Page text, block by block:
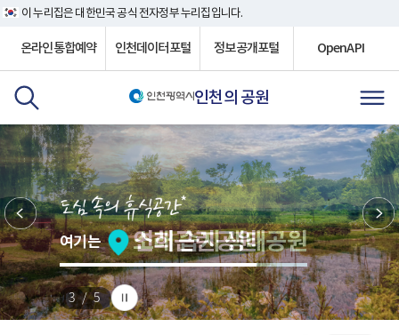
이 누리집은 대한민국 공식 전자정부 누리집입니다.
온라인통합예약 인천데이터포털 정보공개포털 OpenAPI
인천의 공원
3 / 5
여기는 소래 습지 생태공원
여기는 연희근린공원